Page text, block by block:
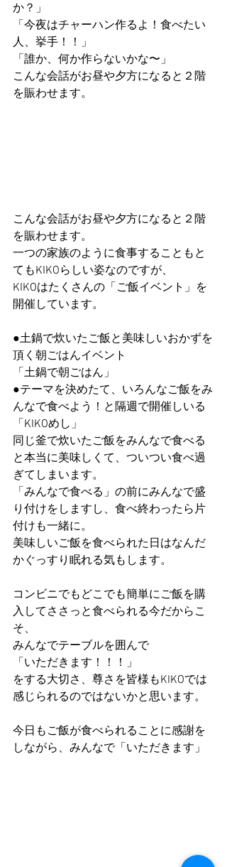
か？」
「今夜はチャーハン作るよ！食べたい
人、挙手！！」
「誰か、何か作らないかな〜」
こんな会話がお昼や夕方になると２階
を賑わせます。
こんな会話がお昼や夕方になると２階
を賑わせます。
一つの家族のように食事することもと
てもKIKOらしい姿なのですが、
KIKOはたくさんの「ご飯イベント」を
開催しています。
●土鍋で炊いたご飯と美味しいおかずを
頂く朝ごはんイベント
「土鍋で朝ごはん」
●テーマを決めたて、いろんなご飯をみ
んなで食べよう！と隔週で開催しいる
「KIKOめし」
同じ釜で炊いたご飯をみんなで食べる
と本当に美味しくて、ついつい食べ過
ぎてしまいます。
「みんなで食べる」の前にみんなで盛
り付けをしますし、食べ終わったら片
付けも一緒に。
美味しいご飯を食べられた日はなんだ
かぐっすり眠れる気もします。
コンビニでもどこでも簡単にご飯を購
入してささっと食べられる今だからこ
そ、
みんなでテーブルを囲んで
「いただきます！！！」
をする大切さ、尊さを皆様もKIKOでは
感じられるのではないかと思います。
今日もご飯が食べられることに感謝を
しながら、みんなで「いただきます」